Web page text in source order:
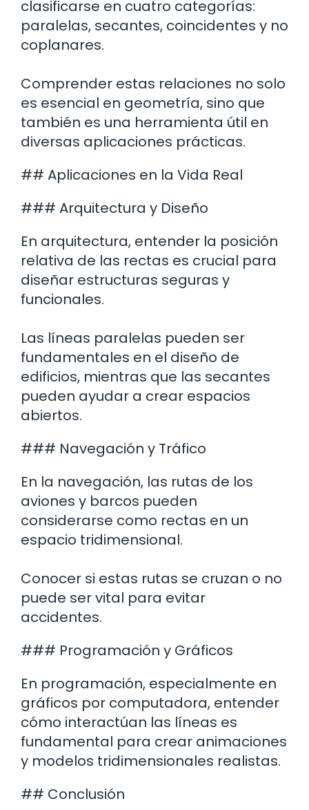
clasificarse en cuatro categorías:
paralelas, secantes, coincidentes y no
coplanares.
Comprender estas relaciones no solo
es esencial en geometría, sino que
también es una herramienta útil en
diversas aplicaciones prácticas.
## Aplicaciones en la Vida Real
### Arquitectura y Diseño
En arquitectura, entender la posición
relativa de las rectas es crucial para
diseñar estructuras seguras y
funcionales.
Las líneas paralelas pueden ser
fundamentales en el diseño de
edificios, mientras que las secantes
pueden ayudar a crear espacios
abiertos.
### Navegación y Tráfico
En la navegación, las rutas de los
aviones y barcos pueden
considerarse como rectas en un
espacio tridimensional.
Conocer si estas rutas se cruzan o no
puede ser vital para evitar
accidentes.
### Programación y Gráficos
En programación, especialmente en
gráficos por computadora, entender
cómo interactúan las líneas es
fundamental para crear animaciones
y modelos tridimensionales realistas.
## Conclusión